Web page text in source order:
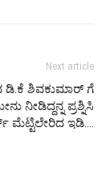
Next article
ಶಿವಕುಮಾರ್ ಗೆ
ನೀಡಿದ್ದನ್ನ ಪ್ರಶ್ನಿಸಿ
ಮೆಟ್ಟಿಲೇರಿದ ಇಡಿ….